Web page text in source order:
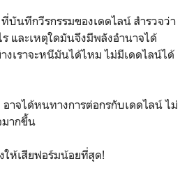
บันทึกวีรกรรมของเดดไลน์ สำรวจว่า
ร และเหตุใดมันจึงมีพลังอำนาจได้
งเราจะหนีมันได้ไหม ไม่มีเดดไลน์ได้
าจได้หนทางการต่อกรกับเดดไลน์ ไม่
มากขึ้น
ให้เสียฟอร์มน้อยที่สุด!